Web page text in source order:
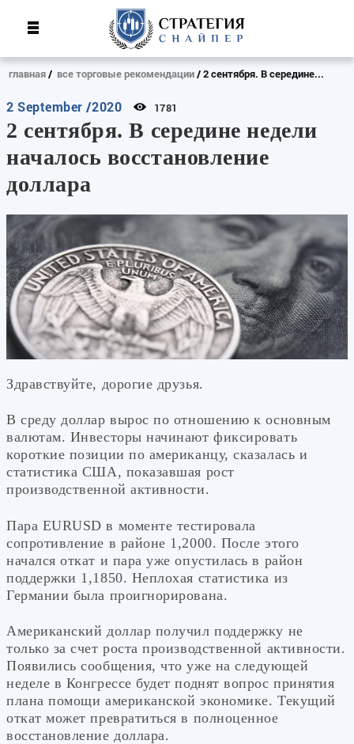
главная все торговые рекомендации 2 сентября. В середине...
2 September /2020 1781
2 сентября. В середине недели
началось восстановление
доллара
Здравствуйте, дорогие друзья.
В среду доллар вырос по отношению к основным
валютам. Инвесторы начинают фиксировать
короткие позиции по американцу, сказалась и
статистика США, показавшая рост
производственной активности.
Пара EURUSD в моменте тестировала
сопротивление в районе 1,2000. После этого
начался откат и пара уже опустилась в район
поддержки 1,1850. Неплохая статистика из
Германии была проигнорирована.
Американский доллар получил поддержку не
только за счет роста производственной активности.
Появились сообщения, что уже на следующей
неделе в Конгрессе будет поднят вопрос принятия
плана помощи американской экономике. Текущий
откат может превратиться в полноценное
восстановление доллара.